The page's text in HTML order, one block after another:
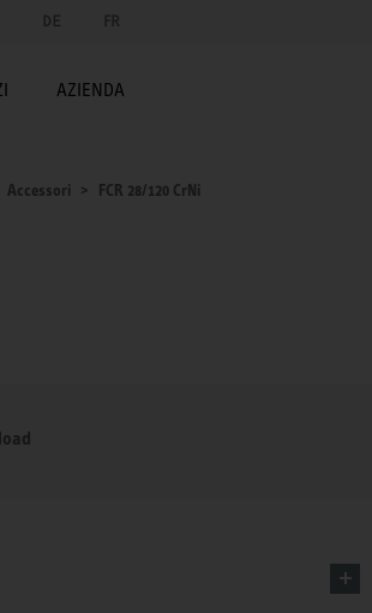
DE FR
AZIENDA
Accessori FCR 28/120 CrNi